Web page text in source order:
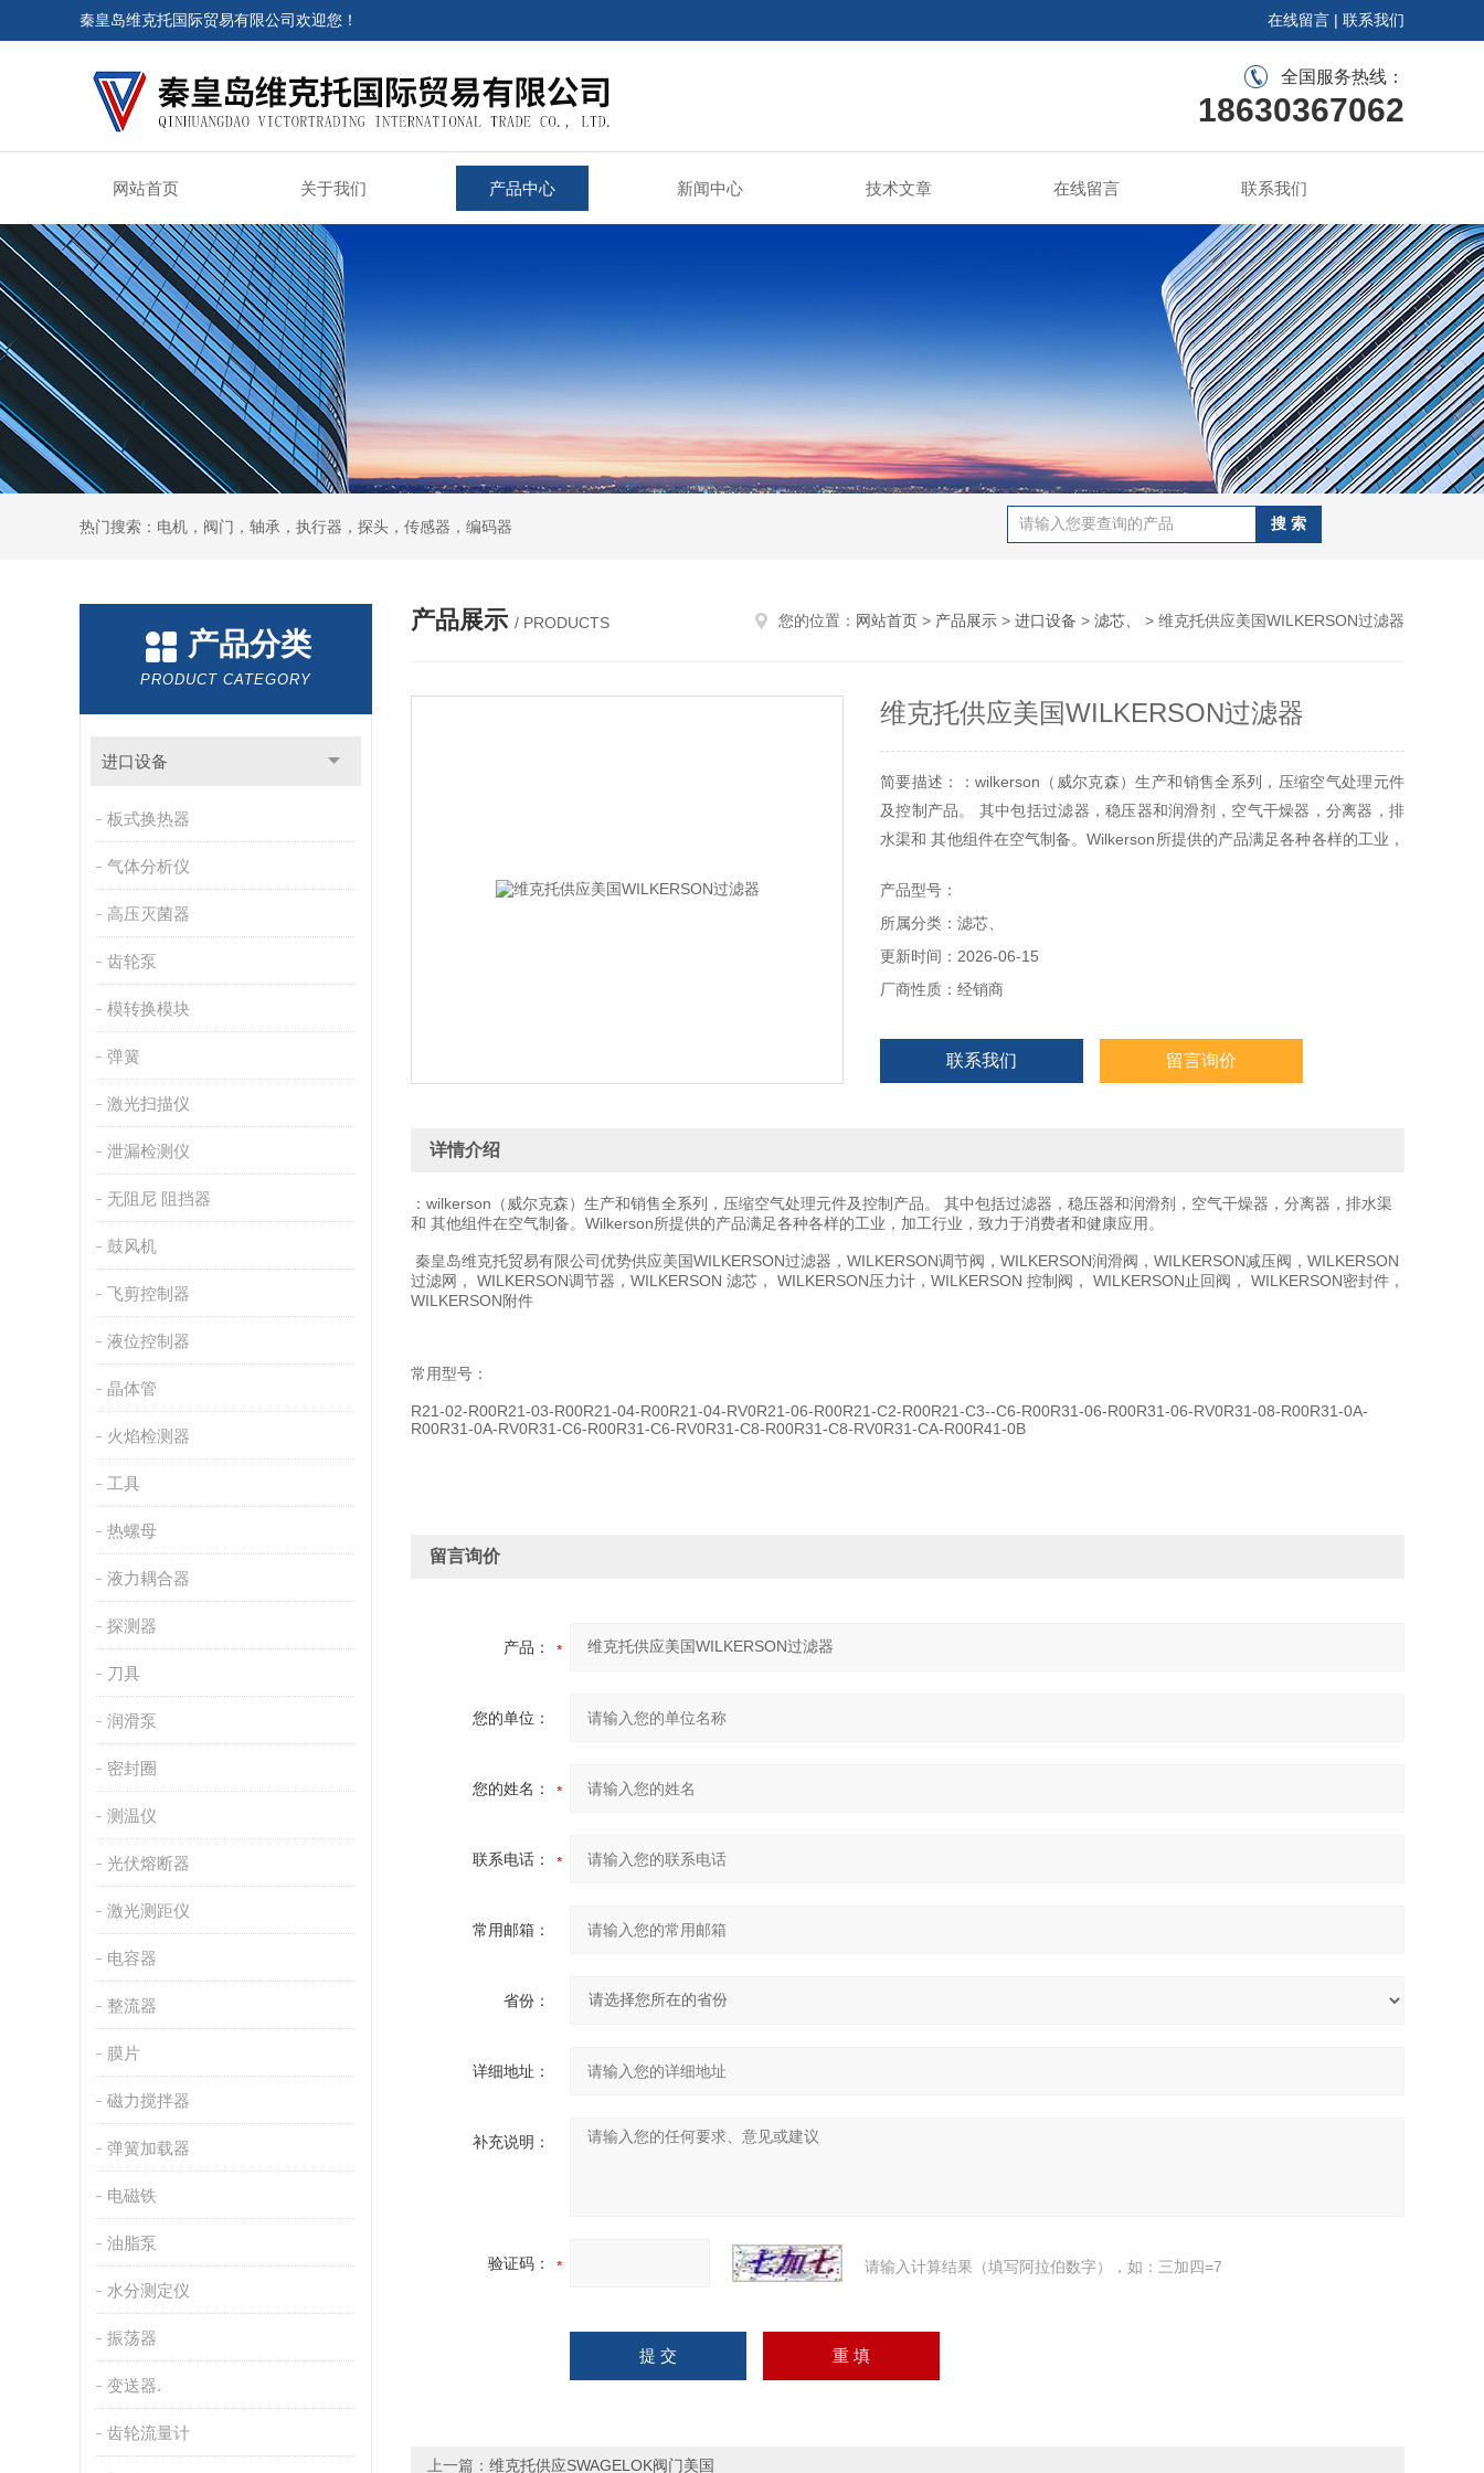
秦皇岛维克托国际贸易有限公司欢迎您！ 在线留言 | 联系我们
全国服务热线：
18630367062
网站首页 关于我们 产品中心 新闻中心 技术文章 在线留言 联系我们
热门搜索：电机，阀门，轴承，执行器，探头，传感器，编码器
产品分类
PRODUCT CATEGORY
进口设备
板式换热器
气体分析仪
高压灭菌器
齿轮泵
模转换模块
弹簧
激光扫描仪
泄漏检测仪
无阻尼 阻挡器
鼓风机
飞剪控制器
液位控制器
晶体管
火焰检测器
工具
热螺母
液力耦合器
探测器
刀具
润滑泵
密封圈
测温仪
光伏熔断器
激光测距仪
电容器
整流器
膜片
磁力搅拌器
弹簧加载器
电磁铁
油脂泵
水分测定仪
振荡器
变送器.
齿轮流量计
产品展示 / PRODUCTS 您的位置： 网站首页 > 产品展示 > 进口设备 > 滤芯、 > 维克托供应美国WILKERSON过滤器
维克托供应美国WILKERSON过滤器
简要描述：：wilkerson（威尔克森）生产和销售全系列，压缩空气处理元件
及控制产品。 其中包括过滤器，稳压器和润滑剂，空气干燥器，分离器，排
水渠和 其他组件在空气制备。Wilkerson所提供的产品满足各种各样的工业，
产品型号：
所属分类：滤芯、
更新时间：2026-06-15
厂商性质：经销商
联系我们 留言询价
详情介绍
：wilkerson（威尔克森）生产和销售全系列，压缩空气处理元件及控制产品。 其中包括过滤器，稳压器和润滑剂，空气干燥器，分离器，排水渠
和 其他组件在空气制备。Wilkerson所提供的产品满足各种各样的工业，加工行业，致力于消费者和健康应用。
秦皇岛维克托贸易有限公司优势供应美国WILKERSON过滤器，WILKERSON调节阀，WILKERSON润滑阀，WILKERSON减压阀，WILKERSON
过滤网， WILKERSON调节器，WILKERSON 滤芯， WILKERSON压力计，WILKERSON 控制阀， WILKERSON止回阀， WILKERSON密封件，
WILKERSON附件
常用型号：
R21-02-R00R21-03-R00R21-04-R00R21-04-RV0R21-06-R00R21-C2-R00R21-C3--C6-R00R31-06-R00R31-06-RV0R31-08-R00R31-0A-
R00R31-0A-RV0R31-C6-R00R31-C6-RV0R31-C8-R00R31-C8-RV0R31-CA-R00R41-0B
留言询价
产品：
您的单位：
您的姓名：
联系电话：
常用邮箱：
省份：
详细地址：
补充说明：
验证码： 请输入计算结果（填写阿拉伯数字），如：三加四=7
上一篇： 维克托供应SWAGELOK阀门美国